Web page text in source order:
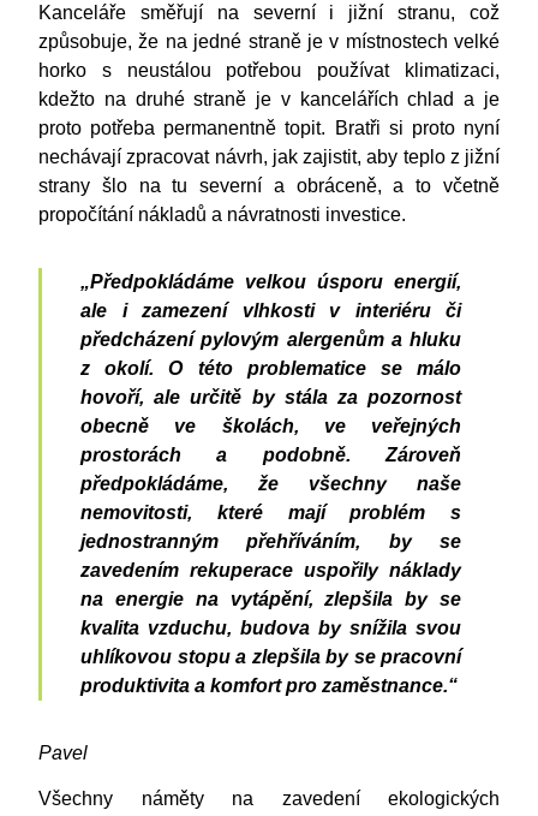
Kanceláře směřují na severní i jižní stranu, což
způsobuje, že na jedné straně je v místnostech velké
horko s neustálou potřebou používat klimatizaci,
kdežto na druhé straně je v kancelářích chlad a je
proto potřeba permanentně topit. Bratři si proto nyní
nechávají zpracovat návrh, jak zajistit, aby teplo z jižní
strany šlo na tu severní a obráceně, a to včetně
propočítání nákladů a návratnosti investice.
„Předpokládáme velkou úsporu energií,
ale i zamezení vlhkosti v interiéru či
předcházení pylovým alergenům a hluku
z okolí. O této problematice se málo
hovoří, ale určitě by stála za pozornost
obecně ve školách, ve veřejných
prostorách a podobně. Zároveň
předpokládáme, že všechny naše
nemovitosti, které mají problém s
jednostranným přehříváním, by se
zavedením rekuperace uspořily náklady
na energie na vytápění, zlepšila by se
kvalita vzduchu, budova by snížila svou
uhlíkovou stopu a zlepšila by se pracovní
produktivita a komfort pro zaměstnance.“
Pavel
Všechny náměty na zavedení ekologických